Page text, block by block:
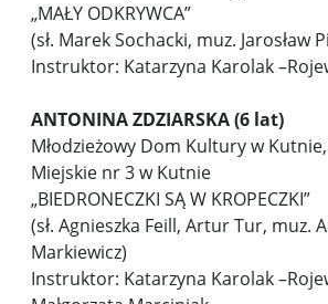
„MAŁY ODKRYWCA”
(sł. Marek Sochacki, muz. Jarosław
Instruktor: Katarzyna Karolak
ANTONINA ZDZIARSKA (6 lat)
Młodzieżowy Dom Kultury w
Miejskie nr 3 w Kutnie
„BIEDRONECZKI SĄ W KROPECZKI”
(sł. Agnieszka Feill, Artur Tur, muz.
Markiewicz)
Instruktor: Katarzyna Karolak